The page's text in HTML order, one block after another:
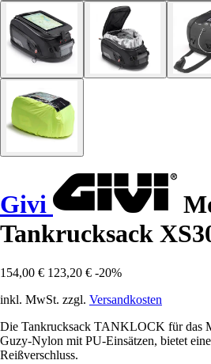
Givi
Tankrucksack
154,00 € 123,20 € -20%
inkl. MwSt. zzgl. Versandkosten
Die Tankrucksack TANKLOCK für das
Guzy-Nylon mit PU-Einsätzen, bietet
Reißverschluss.